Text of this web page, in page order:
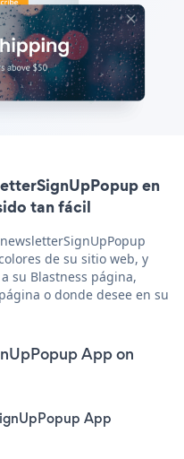
en
tan fácil
de su sitio web, y
su Blastness página,
o donde desee en su
App on
App